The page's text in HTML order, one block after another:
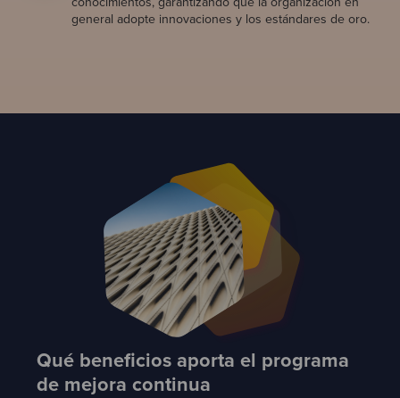
general adopte innovaciones y los estándares de oro.
Qué beneficios aporta el programa
de mejora continua